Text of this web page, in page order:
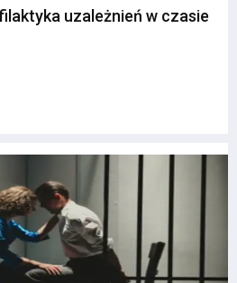
uzależnień w czasie